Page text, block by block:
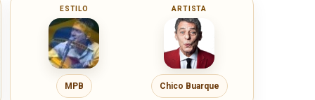
ESTILO
MPB
ARTISTA
Chico Buarque